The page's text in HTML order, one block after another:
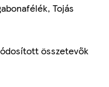
Tojás
összetevők